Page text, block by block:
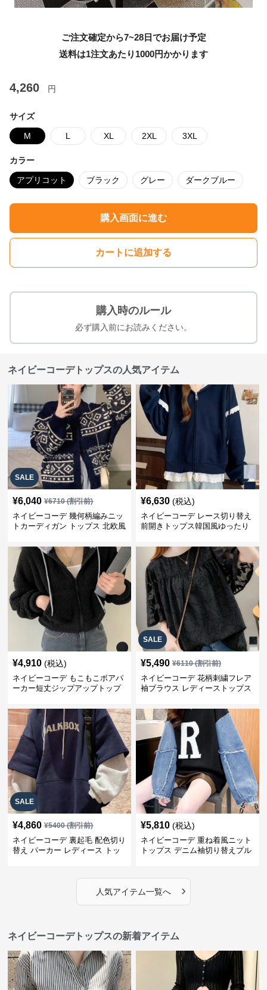
ご注文確定から7~28日でお届け予定
送料は1注文あたり 1000円かかります
4,260 円
サイズ
M L XL 2XL 3XL
カラー
アプリコット ブラック グレー ダークブルー
購入画面に進む
カートに追加する
購入時のルール
必ず購入前にお読みください。
ネイビーコーデトップスの人気アイテム
SALE
¥6,040 ¥6710(割引前)
ネイビーコーデ 幾何柄編みニッ
トカーディガン トップス 北欧風
¥6,630 (税込)
ネイビーコーデ レース切り替え
前開きトップス韓国風ゆったり
¥4,910 (税込)
ネイビーコーデ もこもこボアパ
ーカー短丈ジップアップトップ
SALE
¥5,490 ¥6110(割引前)
ネイビーコーデ 花柄刺繍フレア
袖ブラウス レディーストップス
SALE
¥4,860 ¥5400(割引前)
ネイビーコーデ 裏起毛 配色切り
替え パーカー レディース トッ
¥5,810 (税込)
ネイビーコーデ 重ね着風ニット
トップス デニム袖切り替えプル
人気アイテム一覧へ ›
ネイビーコーデトップスの新着アイテム